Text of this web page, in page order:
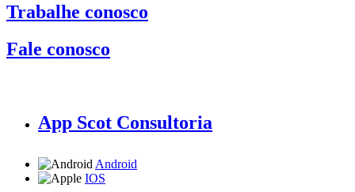
Trabalhe conosco
Fale conosco
App Scot Consultoria
Android
IOS